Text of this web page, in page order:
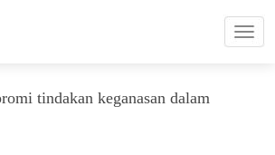
tindakan keganasan dalam